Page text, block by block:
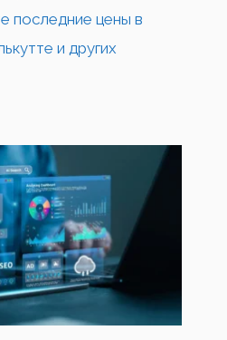
последние цены в
и других